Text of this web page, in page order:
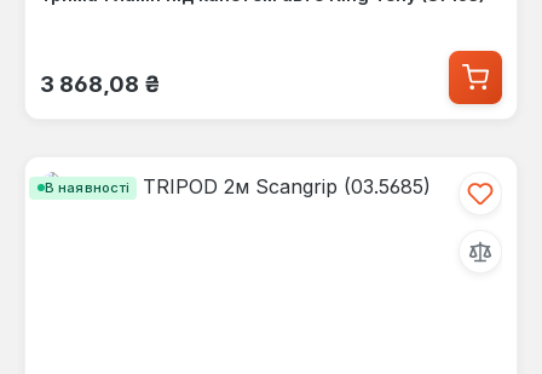
Звичайна ціна:
3 868,08 ₴
В наявності